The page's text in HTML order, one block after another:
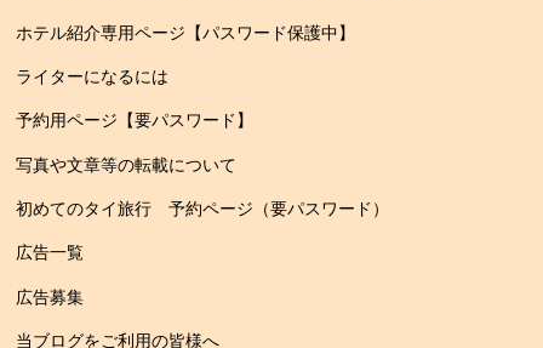
ホテル紹介専用ページ【パスワード保護中】
ライターになるには
予約用ページ【要パスワード】
写真や文章等の転載について
初めてのタイ旅行 予約ページ（要パスワード）
広告一覧
広告募集
当ブログをご利用の皆様へ